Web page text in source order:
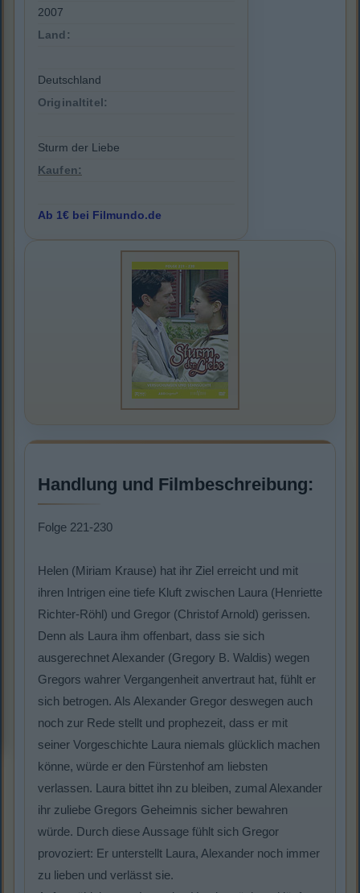
2007
Land:
Deutschland
Originaltitel:
Sturm der Liebe
Kaufen:
Ab 1€ bei Filmundo.de
Handlung und Filmbeschreibung:
Folge 221-230
Helen (Miriam Krause) hat ihr Ziel erreicht und mit
ihren Intrigen eine tiefe Kluft zwischen Laura (Henriette
Richter-Röhl) und Gregor (Christof Arnold) gerissen.
Denn als Laura ihm offenbart, dass sie sich
ausgerechnet Alexander (Gregory B. Waldis) wegen
Gregors wahrer Vergangenheit anvertraut hat, fühlt er
sich betrogen. Als Alexander Gregor deswegen auch
noch zur Rede stellt und prophezeit, dass er mit
seiner Vorgeschichte Laura niemals glücklich machen
könne, würde er den Fürstenhof am liebsten
verlassen. Laura bittet ihn zu bleiben, zumal Alexander
ihr zuliebe Gregors Geheimnis sicher bewahren
würde. Durch diese Aussage fühlt sich Gregor
provoziert: Er unterstellt Laura, Alexander noch immer
zu lieben und verlässt sie.